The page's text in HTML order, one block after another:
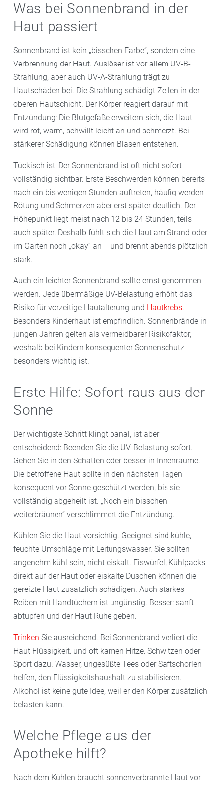
Was bei Sonnenbrand in der
Haut passiert
Sonnenbrand ist kein „bisschen Farbe“, sondern eine
Verbrennung der Haut. Auslöser ist vor allem UV-B-
Strahlung, aber auch UV-A-Strahlung trägt zu
Hautschäden bei. Die Strahlung schädigt Zellen in der
oberen Hautschicht. Der Körper reagiert darauf mit
Entzündung: Die Blutgefäße erweitern sich, die Haut
wird rot, warm, schwillt leicht an und schmerzt. Bei
stärkerer Schädigung können Blasen entstehen.
Tückisch ist: Der Sonnenbrand ist oft nicht sofort
vollständig sichtbar. Erste Beschwerden können bereits
nach ein bis wenigen Stunden auftreten, häufig werden
Rötung und Schmerzen aber erst später deutlich. Der
Höhepunkt liegt meist nach 12 bis 24 Stunden, teils
auch später. Deshalb fühlt sich die Haut am Strand oder
im Garten noch „okay“ an – und brennt abends plötzlich
stark.
Auch ein leichter Sonnenbrand sollte ernst genommen
werden. Jede übermäßige UV-Belastung erhöht das
Risiko für vorzeitige Hautalterung und Hautkrebs.
Besonders Kinderhaut ist empfindlich. Sonnenbrände in
jungen Jahren gelten als vermeidbarer Risikofaktor,
weshalb bei Kindern konsequenter Sonnenschutz
besonders wichtig ist.
Erste Hilfe: Sofort raus aus der
Sonne
Der wichtigste Schritt klingt banal, ist aber
entscheidend: Beenden Sie die UV-Belastung sofort.
Gehen Sie in den Schatten oder besser in Innenräume.
Die betroffene Haut sollte in den nächsten Tagen
konsequent vor Sonne geschützt werden, bis sie
vollständig abgeheilt ist. „Noch ein bisschen
weiterbräunen“ verschlimmert die Entzündung.
Kühlen Sie die Haut vorsichtig. Geeignet sind kühle,
feuchte Umschläge mit Leitungswasser. Sie sollten
angenehm kühl sein, nicht eiskalt. Eiswürfel, Kühlpacks
direkt auf der Haut oder eiskalte Duschen können die
gereizte Haut zusätzlich schädigen. Auch starkes
Reiben mit Handtüchern ist ungünstig. Besser: sanft
abtupfen und der Haut Ruhe geben.
Trinken Sie ausreichend. Bei Sonnenbrand verliert die
Haut Flüssigkeit, und oft kamen Hitze, Schwitzen oder
Sport dazu. Wasser, ungesüßte Tees oder Saftschorlen
helfen, den Flüssigkeitshaushalt zu stabilisieren.
Alkohol ist keine gute Idee, weil er den Körper zusätzlich
belasten kann.
Welche Pflege aus der
Apotheke hilft?
Nach dem Kühlen braucht sonnenverbrannte Haut vor